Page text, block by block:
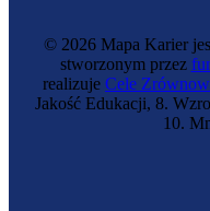
© 2026 Mapa Karier
stworzonym przez
realizuje Cele
Jakość Edukacji, 8.
10.